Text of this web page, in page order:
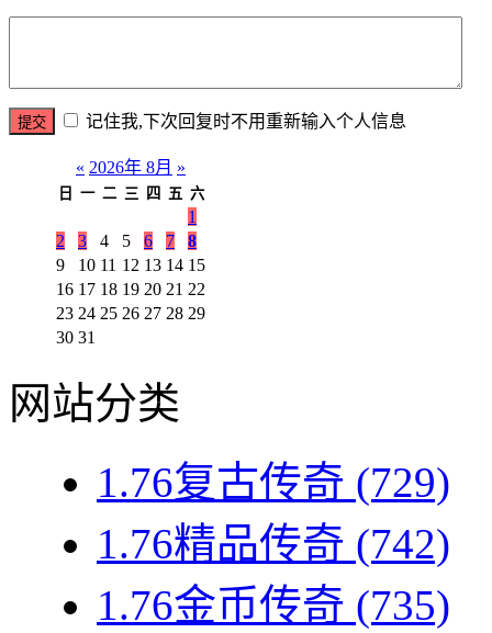
记住我,下次回复时不用重新输入个人信息
« 2026年 8月 »
日 一 二 三 四 五 六
1
2
3 4 5 6 7
8
9
10 11 12 13 14 15
16 17 18 19 20 21 22
23 24 25 26 27 28 29
30 31
网站分类
1.76复古传奇 (729)
1.76精品传奇 (742)
1.76金币传奇 (735)